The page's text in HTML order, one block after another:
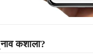
कशाला?